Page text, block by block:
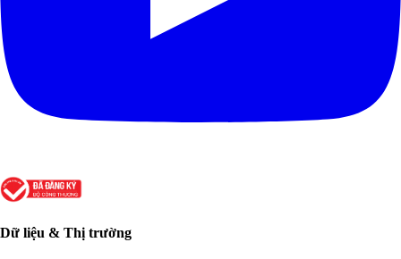
Dữ liệu & Thị trường